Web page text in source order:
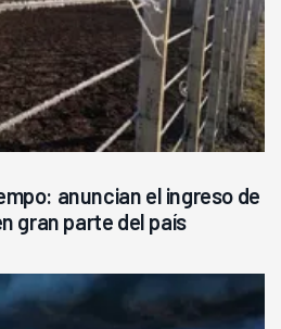
anuncian el ingreso de
gran parte del país